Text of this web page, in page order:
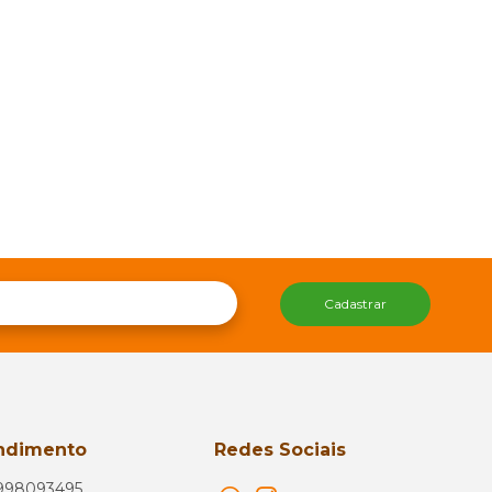
Cadastrar
Redes Sociais